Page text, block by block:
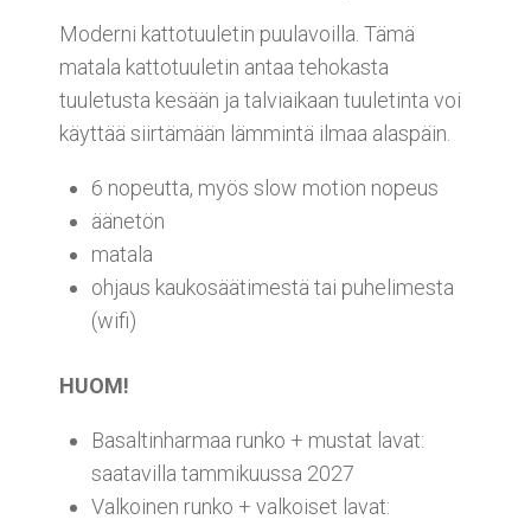
Moderni kattotuuletin puulavoilla. Tämä
matala kattotuuletin antaa tehokasta
tuuletusta kesään ja talviaikaan tuuletinta voi
käyttää siirtämään lämmintä ilmaa alaspäin.
6 nopeutta, myös slow motion nopeus
äänetön
matala
ohjaus kaukosäätimestä tai puhelimesta
(wifi)
HUOM!
Basaltinharmaa runko + mustat lavat:
saatavilla tammikuussa 2027
Valkoinen runko + valkoiset lavat: